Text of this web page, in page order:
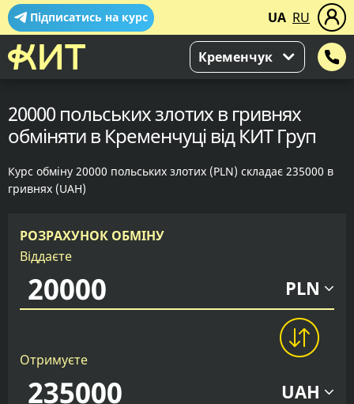
Підписатись на курс UA RU
Кременчук
20000 польських злотих в гривнях
обміняти в Кременчуці від КИТ Груп
Курс обміну 20000 польських злотих (PLN) складає 235000 в
гривнях (UAH)
РОЗРАХУНОК ОБМІНУ
Віддаєте
PLN
Отримуєте
UAH